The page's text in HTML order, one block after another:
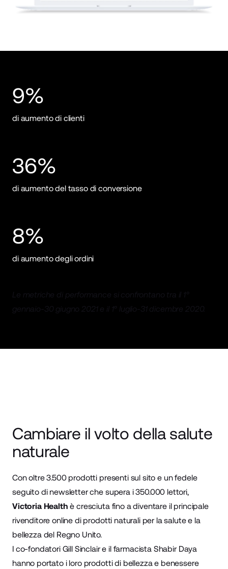
9%
di aumento di clienti
36%
di aumento del tasso di conversione
8%
di aumento degli ordini
Le metriche di performance si confrontano tra il 1°
gennaio-30 giugno 2021 e il 1° luglio-31 dicembre 2020.
Cambiare il volto della salute
naturale
Con oltre 3.500 prodotti presenti sul sito e un fedele
seguito di newsletter che supera i 350.000 lettori,
Victoria Health è cresciuta fino a diventare il principale
rivenditore online di prodotti naturali per la salute e la
bellezza del Regno Unito.
I co-fondatori Gill Sinclair e il farmacista Shabir Daya
hanno portato i loro prodotti di bellezza e benessere